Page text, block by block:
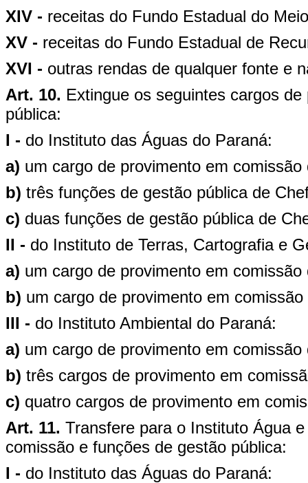
XIV - receitas do Fundo Estadual do
XV - receitas do Fundo Estadual de
XVI - outras rendas de qualquer fonte e
Art. 10. Extingue os seguintes cargos
pública:
I - do Instituto das Águas do Paraná:
a) um cargo de provimento em
b) três funções de gestão pública de
c) duas funções de gestão pública de
II - do Instituto de Terras, Cartografia e
a) um cargo de provimento em
b) um cargo de provimento em
III - do Instituto Ambiental do Paraná:
a) um cargo de provimento em
b) três cargos de provimento em
c) quatro cargos de provimento em
Art. 11. Transfere para o Instituto Água
comissão e funções de gestão pública:
I - do Instituto das Águas do Paraná: